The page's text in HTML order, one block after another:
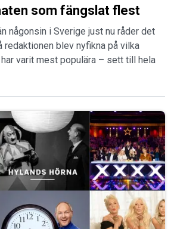
som fängslat flest
någonsin i Sverige just nu råder det
redaktionen blev nyfikna på vilka
varit mest populära – sett till hela